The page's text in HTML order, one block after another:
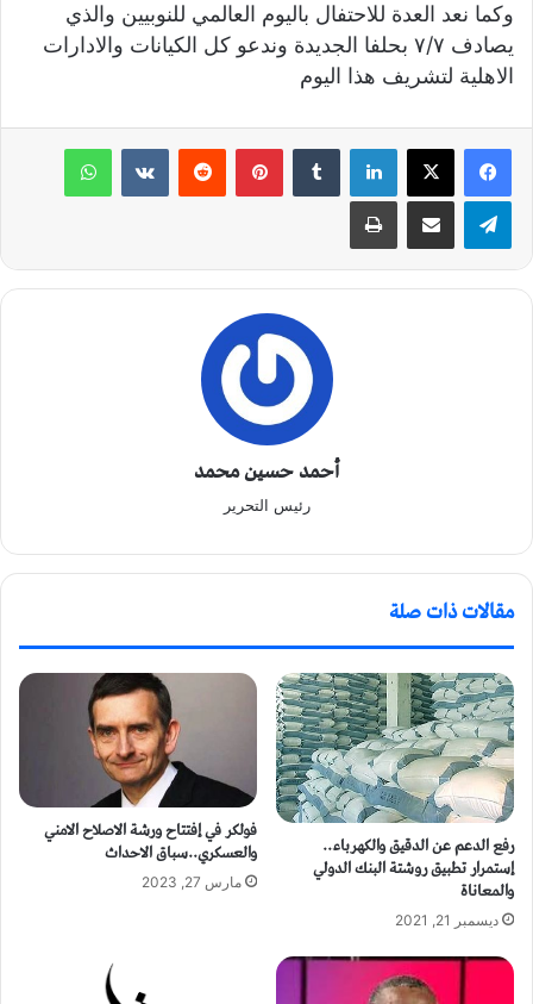
وكما نعد العدة للاحتفال باليوم العالمي للنوبيين والذي
يصادف ٧/٧ بحلفا الجديدة وندعو كل الكيانات والادارات
الاهلية لتشريف هذا اليوم
لينكدإن بينتيريست
أحمد حسين محمد
رئيس التحرير
مقالات ذات صلة
رفع الدعم عن الدقيق والكهرباء..
إستمرار تطبيق روشتة البنك الدولي
والمعاناة
ديسمبر 21, 2021
فولكر في إفتتاح ورشة الاصلاح الامني
والعسكري..سباق الاحداث
مارس 27, 2023